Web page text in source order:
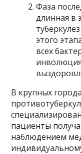
Фаза
длинная в
этого
всех
инволюция
В крупных
пациенты
наблюдением